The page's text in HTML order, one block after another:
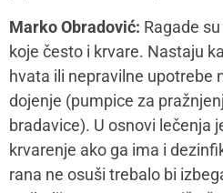
Marko Obradović: Ragade
koje često i krvare. Nastaju
hvata ili nepravilne upotrebe
dojenje (pumpice za
bradavice). U osnovi lečenja
krvarenje ako ga ima i
rana ne osuši trebalo bi